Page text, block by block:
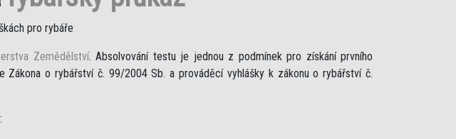
pro rybáře
Zemědělství. Absolvování testu je jednou z podmínek pro získání prvního
Zákona o rybářství č. 99/2004 Sb. a prováděcí vyhlášky k zákonu o rybářství č.